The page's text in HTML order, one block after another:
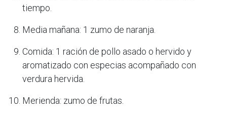
tiempo.
Media mañana: 1 zumo de naranja.
Comida: 1 ración de pollo asado o hervido y
aromatizado con especias acompañado con
verdura hervida.
Merienda: zumo de frutas.